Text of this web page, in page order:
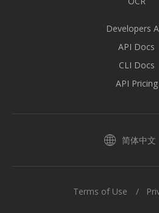
Developers
API Docs
CLI Docs
API Pricing
简体中文
Terms of Use